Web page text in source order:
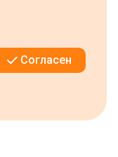
Согласен